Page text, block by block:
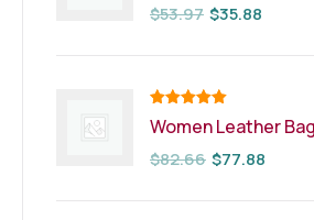
$53.97 $35.88
Note
sur 5
Women Leather
$82.66 $77.88